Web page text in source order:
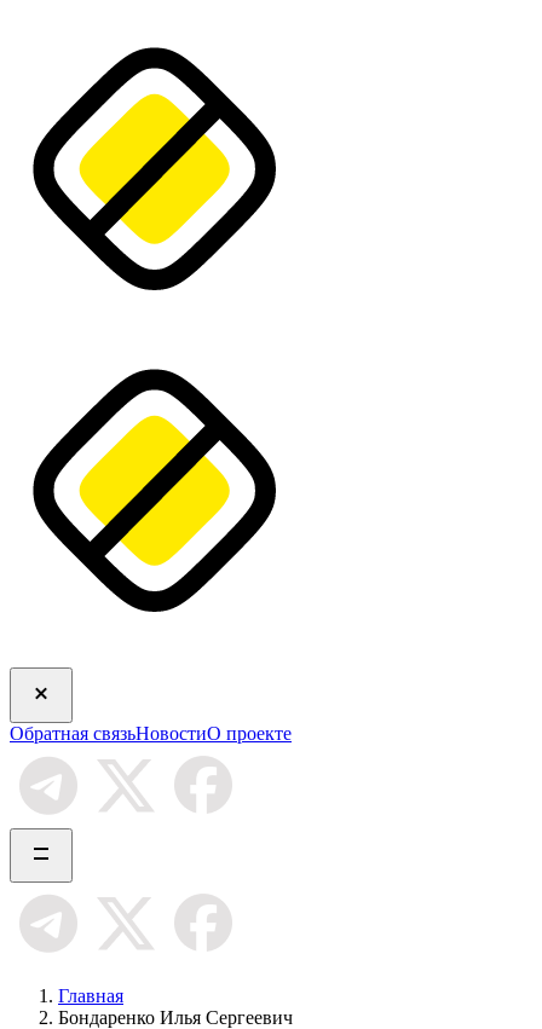
Обратная связьНовостиО проекте
Главная
Бондаренко Илья Сергеевич